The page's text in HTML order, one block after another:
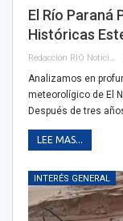
El Río Paraná
Históricas
Analizamos en
meteorolígico de El
Después de tres
LEE MAS...
INTERÉS GENERAL